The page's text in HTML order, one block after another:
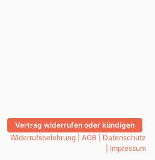
Vertrag widerrufen oder kündigen
Widerrufsbelehrung
AGB
Datenschutz
Impressum